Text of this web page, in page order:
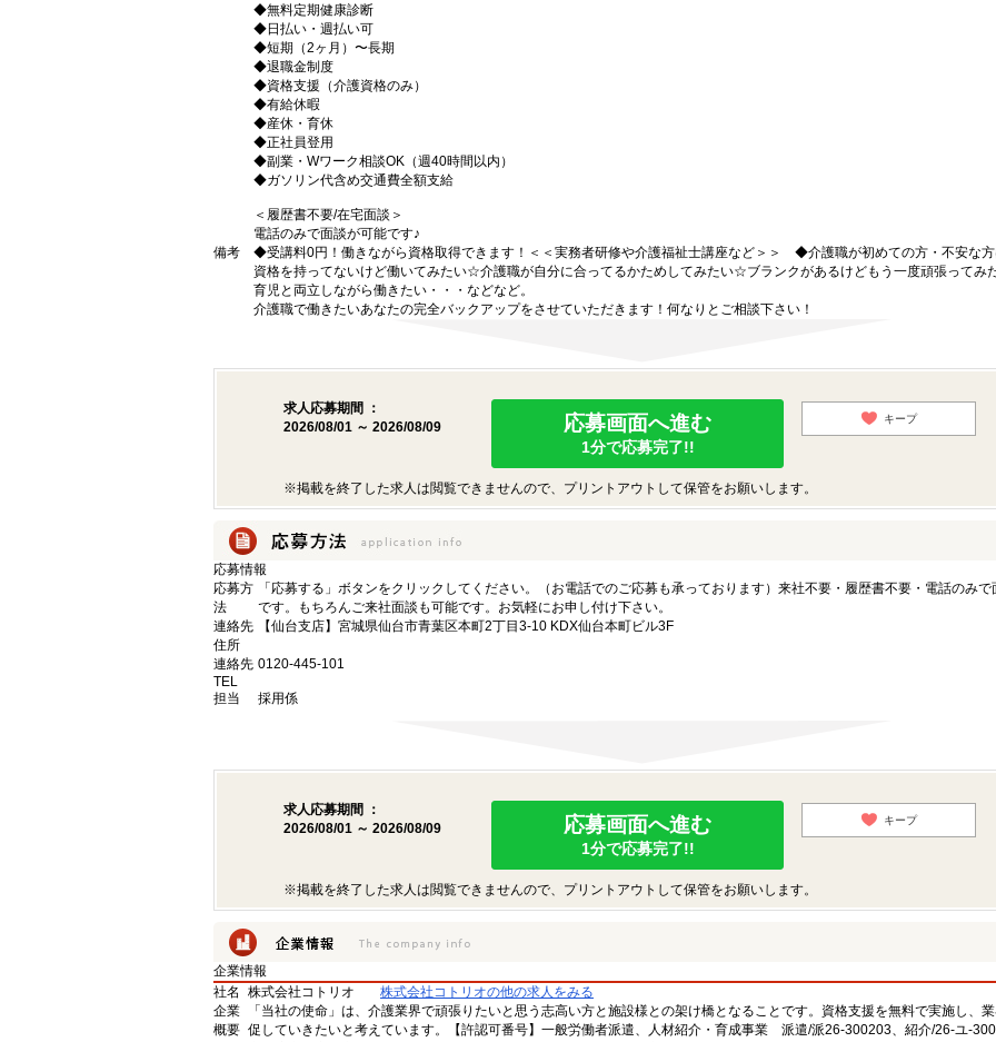
◆無料定期健康診断
◆日払い・週払い可
◆短期（2ヶ月）〜長期
◆退職金制度
◆資格支援（介護資格のみ）
◆有給休暇
◆産休・育休
◆正社員登用
◆副業・Wワーク相談OK（週40時間以内）
◆ガソリン代含め交通費全額支給
＜履歴書不要/在宅面談＞
電話のみで面談が可能です♪
備考
◆受講料0円！働きながら資格取得できます！＜＜実務者研修や介護福祉士講座など＞＞ ◆介護職が初めての方・不安な
資格を持ってないけど働いてみたい☆介護職が自分に合ってるかためしてみたい☆ブランクがあるけどもう一度頑張ってみ
育児と両立しながら働きたい・・・などなど。
介護職で働きたいあなたの完全バックアップをさせていただきます！何なりとご相談下さい！
求人応募期間 ：
2026/08/01 ～ 2026/08/09
応募画面へ進む
1分で応募完了!!
キープ
※掲載を終了した求人は閲覧できませんので、プリントアウトして保管をお願いします。
応募情報
応募方
法
「応募する」ボタンをクリックしてください。（お電話でのご応募も承っております）来社不要・履歴書不要・電話のみで
です。もちろんご来社面談も可能です。お気軽にお申し付け下さい。
連絡先
住所
【仙台支店】宮城県仙台市青葉区本町2丁目3-10 KDX仙台本町ビル3F
連絡先
TEL
0120-445-101
担当 採用係
求人応募期間 ：
2026/08/01 ～ 2026/08/09
応募画面へ進む
1分で応募完了!!
キープ
※掲載を終了した求人は閲覧できませんので、プリントアウトして保管をお願いします。
企業情報
社名
株式会社コトリオ
株式会社コトリオの他の求人をみる
企業
概要
「当社の使命」は、介護業界で頑張りたいと思う志高い方と施設様との架け橋となることです。資格支援を無料で実施し、
促していきたいと考えています。【許認可番号】一般労働者派遣、人材紹介・育成事業 派遣/派26-300203、紹介/26-ユ-